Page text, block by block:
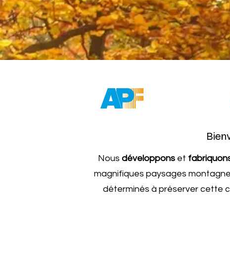
Nous développons et
magnifiques paysages
déterminés à préserver cette